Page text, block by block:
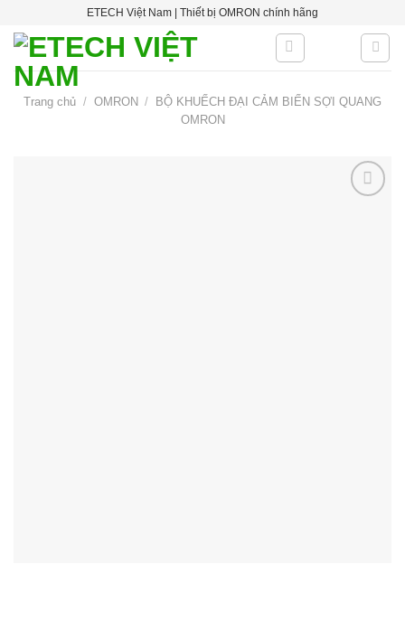
content
ETECH Việt Nam | Thiết bị OMRON chính hãng
Trang chủ / OMRON /
BỘ KHUẾCH ĐẠI CẢM BIẾN SỢI QUANG
OMRON